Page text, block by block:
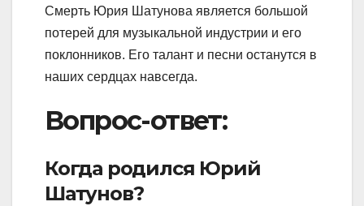
Смерть Юрия Шатунова является большой
потерей для музыкальной индустрии и его
поклонников. Его талант и песни останутся в
наших сердцах навсегда.
Вопрос-ответ:
Когда родился Юрий
Шатунов?